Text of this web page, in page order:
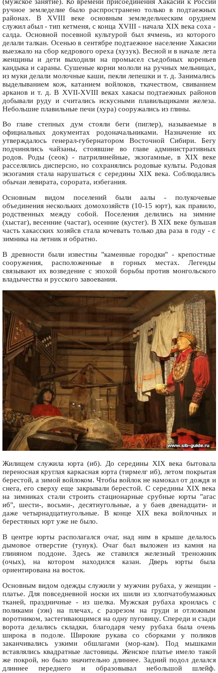
ручное земледелие было распространено только в подтаежных
районах. В XVIII веке основным земледельческим орудием
служил абыл - тип кетменя, с конца XVIII - начала XIX века соха -
салда. Основной посевной культурой был ячмень, из которого
делали талкан. Осенью в сентябре подтаежное население Хакасии
выезжало на сбор кедрового ореха (хузук). Весной и в начале лета
женщины и дети выходили на промысел съедобных кореньев
кандыка и сараны. Сушеные корни мололи на ручных мельницах,
из муки делали молочные каши, пекли лепешки и т. д. Занимались
выделыванием кож, катанием войлоков, ткачеством, свиванием
арканов и т. д. В XVII-XVIII веках хакасы подтаежных районов
добывали руду и считались искусными плавильщиками железа.
Небольшие плавильные печи (хура) сооружались из глины.
Во главе степных дум стояли беги (пиглер), называемые в
официальных документах родоначальниками. Назначение их
утверждалось генерал-губернатором Восточной Сибири. Бегу
подчинялись чайзаны, стоявшие во главе административных
родов. Роды (сеок) - патрилинейные, экзогамные, в XIX веке
расселялись дисперсно, но сохранялись родовые культы. Родовая
экзогамия стала нарушаться с середины XIX века. Соблюдались
обычаи левирата, сорората, избегания.
Основным видом поселений были аалы - полукочевые
объединения нескольких домохозяйств (10-15 юрт), как правило,
родственных между собой. Поселения делились на зимние
(хыстаг), весенние (частаг), осенние (кустег). В XIX веке бульшая
часть хакасских хозяйсв стала кочевать только два раза в году - с
зимника на летник и обратно.
В древности были известны "каменные городки" - крепостные
сооружения, расположенные в горных местах. Легенды
связывают их возведение с эпохой борьбы против монгольского
владычества и русского завоевания.
Жилищем служила юрта (иб). До середины XIX века бытовала
переносная круглая каркасная юрта (тирмелг иб), летом покрытая
берестой, а зимой войлоком. Чтобы войлок не намокал от дождя и
снега, его сверху еще закрывали берестой. С середины XIX века
на зимниках стали строить стационарные срубные юрты "агас
иб", шести-, восьми-, десятиугольные, а у баев двенадцати- и
даже четырнадцатиугольные. В конце XIX века войлочных и
берестяных юрт уже не было.
В центре юрты располагался очаг, над ним в крыше делалось
дымовое отверстие (тунук). Очаг был выложен из камня на
глиняном поддоне. Здесь же ставился железный треножник
(очых), на котором находился казан. Дверь юрты была
ориентирована на восток.
Основным видом одежды служили у мужчин рубаха, у женщин -
платье. Для повседневной носки их шили из хлопчатобумажных
тканей, праздничные - из шелка. Мужская рубаха кроилась с
поликами (ээн) на плечах, с разрезом на груди и отложным
воротником, застегивающимся на одну пуговицу. Спереди и сзади
ворота делались складки, благодаря чему рубаха была очень
широка в подоле. Широкие рукава со сборками у поликов
заканчивались узкими обшлагами (мор-кам). Под мышками
вставлялись квадратные ластовицы. Женское платье имело такой
же покрой, но было значительно длиннее. Задний подол делался
длиннее переднего и образовывал небольшой шлейф.